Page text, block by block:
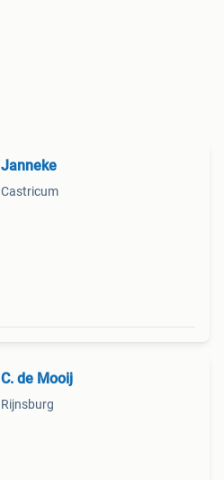
Janneke
Castricum
C. de Mooij
Rijnsburg